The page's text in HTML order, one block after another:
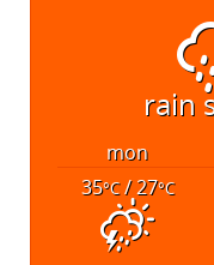
rain
mon
35°C/ 27°C